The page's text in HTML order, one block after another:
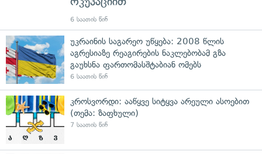
6 საათის წინ
უკრაინის საგარეო უწყება: 2008 წლის
აგრესიაზე რეაგირების ნაკლებობამ გზა
გაუხსნა ფართომასშტაბიან ომებს
6 საათის წინ
კროსვორდი: ააწყვე სიტყვა არეული ასოებით
(თემა: ზაფხული)
7 საათის წინ